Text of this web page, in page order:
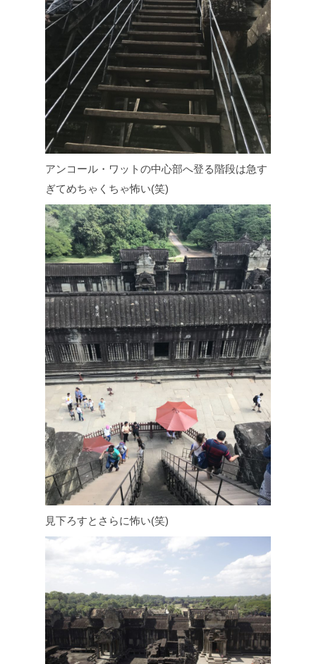
アンコール・ワットの中心部へ登る階段は急す
ぎてめちゃくちゃ怖い(笑)
見下ろすとさらに怖い(笑)